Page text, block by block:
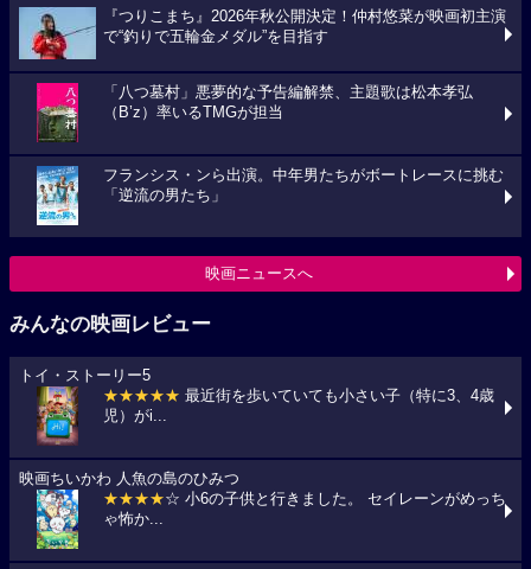
『つりこまち』2026年秋公開決定！仲村悠菜が映画初主演
で“釣りで五輪金メダル”を目指す
「八つ墓村」悪夢的な予告編解禁、主題歌は松本孝弘
（B’z）率いるTMGが担当
フランシス・ンら出演。中年男たちがボートレースに挑む
「逆流の男たち」
映画ニュースへ
みんなの映画レビュー
トイ・ストーリー5
★★★★★ 最近街を歩いていても小さい子（特に3、4歳
児）がi...
映画ちいかわ 人魚の島のひみつ
★★★★☆ 小6の子供と行きました。 セイレーンがめっち
ゃ怖か...